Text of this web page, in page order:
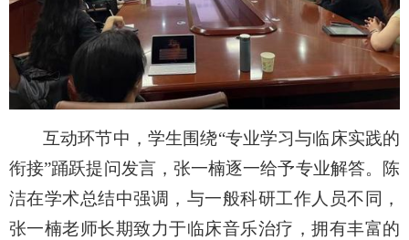
互动环节中，学生围绕“专业学习与临床实践的
衔接”踊跃提问发言， 张一楠逐一给予专业解答。陈
洁在学术总结中强调， 与一般科研工作人员不同，
张一楠老师长期致力于临床音乐治疗 ，拥有丰富的